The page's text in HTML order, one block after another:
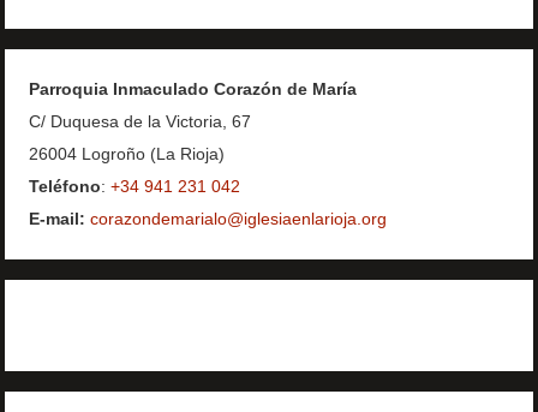
Parroquia Inmaculado Corazón de María
C/ Duquesa de la Victoria, 67
26004 Logroño (La Rioja)
Teléfono:+34 941 231 042
E-mail: corazondemarialo@iglesiaenlarioja.org